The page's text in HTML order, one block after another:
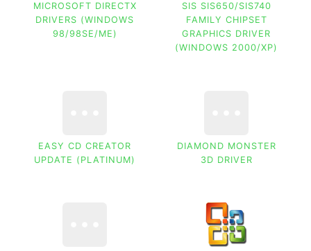
MICROSOFT DIRECTX
DRIVERS (WINDOWS
98/98SE/ME)
SIS SIS650/SIS740
FAMILY CHIPSET
GRAPHICS DRIVER
(WINDOWS 2000/XP)
EASY CD CREATOR
UPDATE (PLATINUM)
DIAMOND MONSTER
3D DRIVER